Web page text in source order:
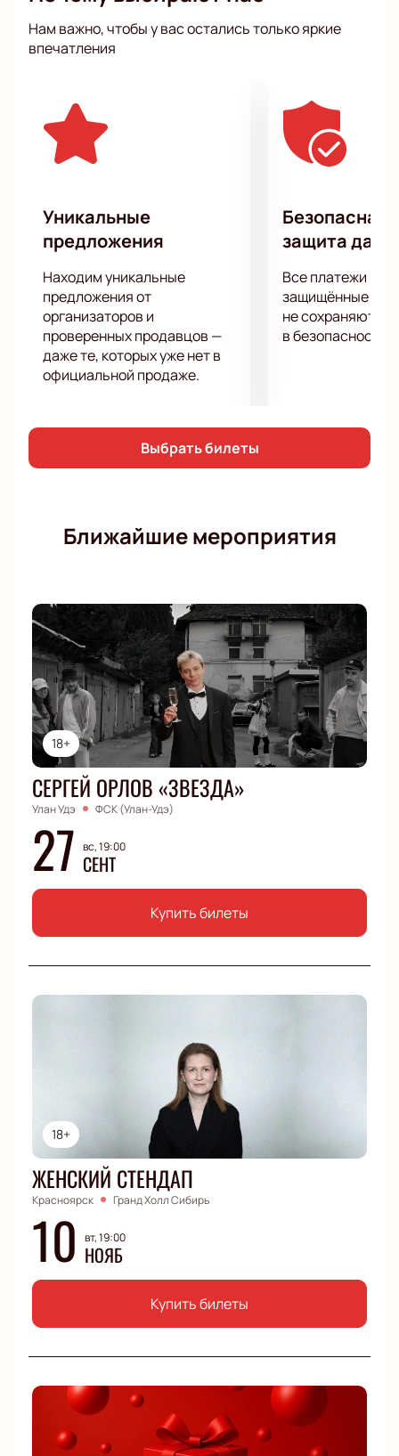
вам, что говорить с юмором и легко можно обо всем
что угодно.
«смехотерапию» комплексов и неуверенности в
себе!
Нам важно, чтобы у вас остались только яркие
впечатления
Уникальные
предложения
Находим уникальные
предложения от
организаторов и
проверенных продавцов —
даже те, которых уже нет в
официальной продаже.
Безопасная
защита
Все платежи
защищённые
не сохраняются
в безопасности.
Выбрать билеты
Ближайшие мероприятия
18+
СЕРГЕЙ ОРЛОВ «ЗВЕЗДА»
Улан Удэ ФСК (Улан-Удэ)
27 вс, 19:00
СЕНТ
Купить билеты
18+
ЖЕНСКИЙ СТЕНДАП
Красноярск Гранд Холл Сибирь
10 вт, 19:00
НОЯБ
Купить билеты